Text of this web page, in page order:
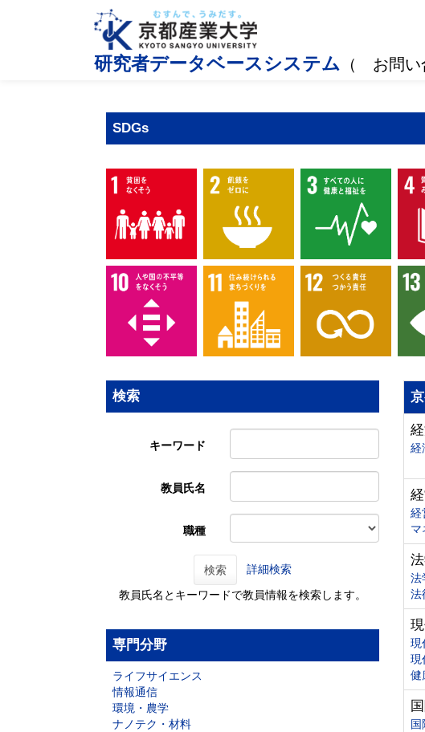
研究者データベースシステム （ お問い
SDGs
検索
キーワード
教員氏名
職種
検索 詳細検索
教員氏名とキーワードで教員情報を検索します。
専門分野
ライフサイエンス
情報通信
環境・農学
ナノテク・材料
経
経
マ
法
法
現
現
健
国